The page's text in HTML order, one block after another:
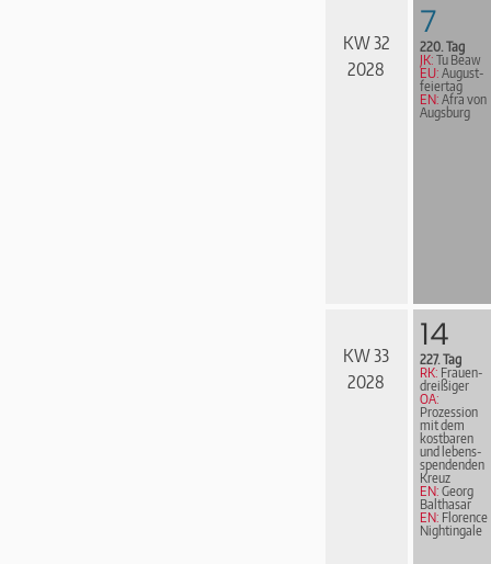
KW 32
2028
7
220. Tag
JK: Tu Beaw
EU: August­
fei­er­tag
EN: Afra von
Augsburg
KW 33
2028
14
227. Tag
RK: Frau­en­
drei­ßi­ger
OA:
Prozession
mit dem
kostbaren
und le­bens­
spen­den­den
Kreuz
EN: Georg
Balthasar
EN: Florence
Nightingale